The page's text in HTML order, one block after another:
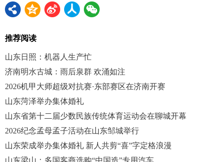
推荐阅读
山东日照：机器人生产忙
济南明水古城：雨后泉群 欢涌如注
2026机甲大师超级对抗赛·东部赛区在济南开赛
山东菏泽举办集体婚礼
山东省第十二届少数民族传统体育运动会在聊城开幕
2026纪念孟母孟子活动在山东邹城举行
山东荣成举办集体婚礼 新人共剪“喜”字定格浪漫
山东梁山：多国客商选购“中国造”专用汽车